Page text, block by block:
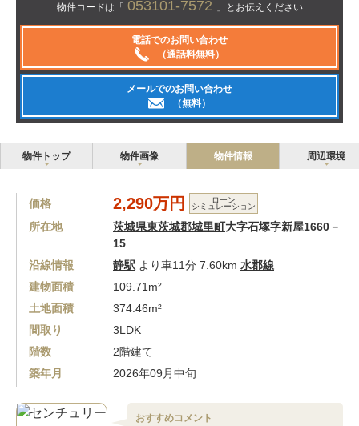
物件コードは「 053101-7572 」とお伝えください
電話でのお問い合わせ
（通話料無料）
メールでのお問い合わせ
（無料）
物件トップ 物件画像 物件情報 周辺環境
価格 2,290万円 ローン
シミュレーション
所在地 茨城県東茨城郡城里町大字石塚字新屋1660－
15
沿線情報
静駅 より車11分 7.60km 水郡線
建物面積
109.71m²
土地面積
374.46m²
間取り
3LDK
階数
2階建て
築年月
2026年09月中旬
おすすめコメント